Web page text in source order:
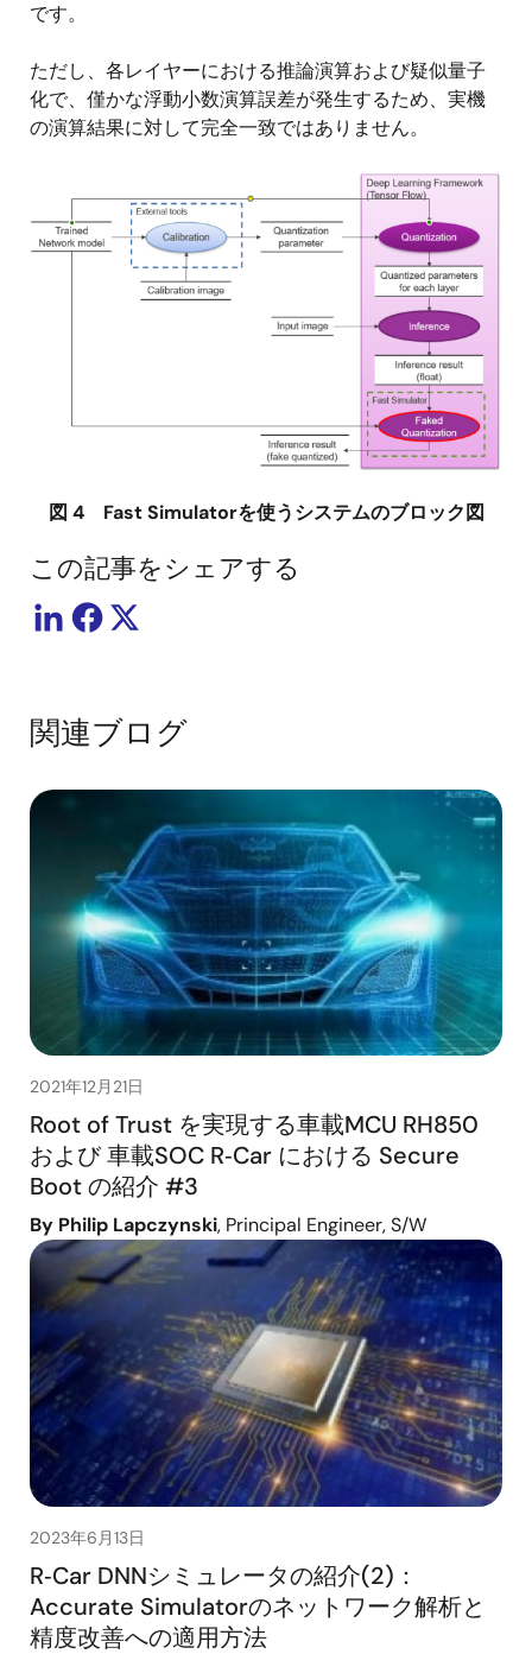
です。
ただし、各レイヤーにおける推論演算および疑似量子
化で、僅かな浮動小数演算誤差が発生するため、実機
の演算結果に対して完全一致ではありません。
図 4 Fast Simulatorを使うシステムのブロック図
この記事をシェアする
関連ブログ
2021年12月21日
Root of Trust を実現する車載MCU RH850
および 車載SOC R‑Car における Secure
Boot の紹介 #3
By Philip Lapczynski, Principal Engineer, S/W
2023年6月13日
R‑Car DNNシミュレータの紹介(2)：
Accurate Simulatorのネットワーク解析と
精度改善への適用方法